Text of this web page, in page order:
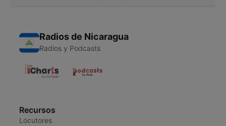
Radios de Nicaragua
Radios y Podcasts
Recursos
Locutores